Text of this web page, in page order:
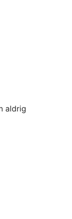
aldrig